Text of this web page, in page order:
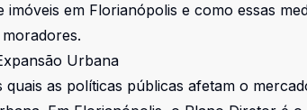
em Florianópolis e como essas
Urbana
as políticas públicas afetam o